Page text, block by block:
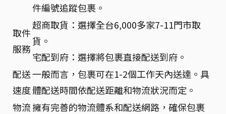
件編號追蹤包裹。
取件
服務
超商取貨：選擇全台6,000多家7-11門市取
貨。
宅配到府：選擇將包裹直接配送到府。
配送
速度
一般而言，包裹可在1-2個工作天內送達。具
體配送時間依配送距離和物流狀況而定。
物流擁有完善的物流體系和配送網路，確保包裹